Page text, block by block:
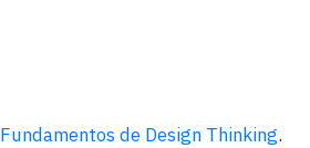
Fundamentos de Design Thinking.